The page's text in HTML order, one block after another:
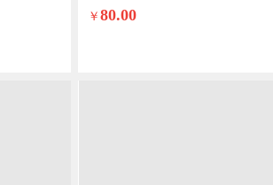
￥ 80.00